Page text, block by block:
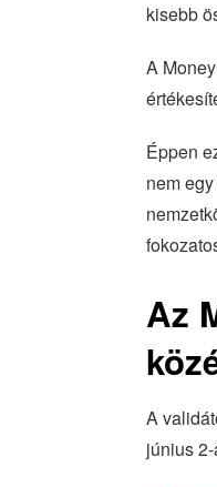
kisebb
A
Éppen
nem
Az
A
június